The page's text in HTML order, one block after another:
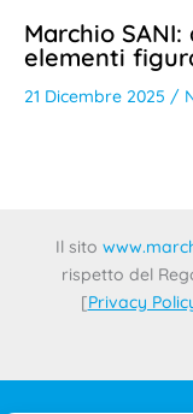
Marchio
elementi
21 Dicembre 2025 /
Il sito
rispetto del
[Privacy